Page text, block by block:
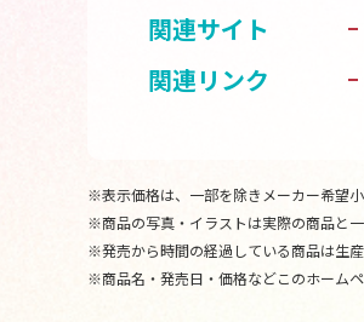
関連サイト
関連リンク
※表示価格は、一部を除きメーカー希望
※商品の写真・イラストは実際の商品と
※発売から時間の経過している商品は生
※商品名・発売日・価格などこのホーム